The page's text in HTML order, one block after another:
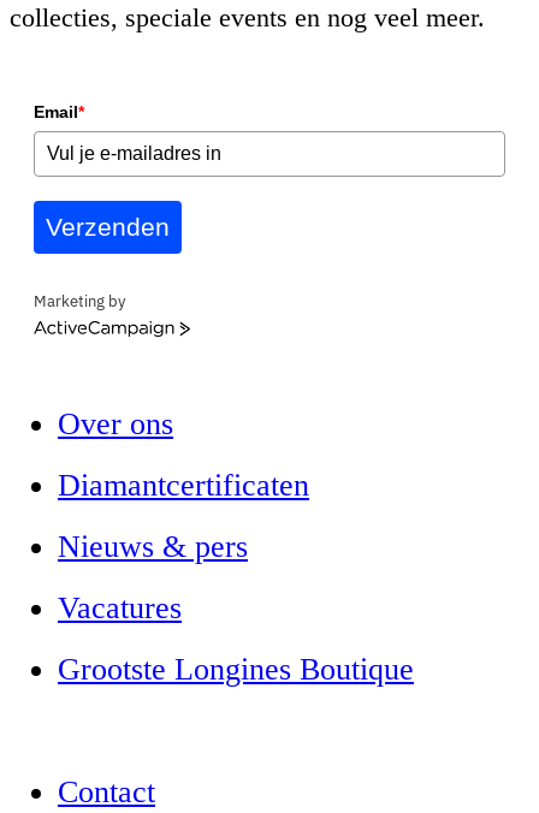
collecties, speciale events en nog veel meer.
Email*
Verzenden
Marketing by
ActiveCampaign
Over ons
Diamantcertificaten
Nieuws & pers
Vacatures
Grootste Longines Boutique
Contact